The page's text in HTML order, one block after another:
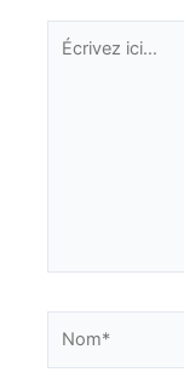
Écrivez
ici…